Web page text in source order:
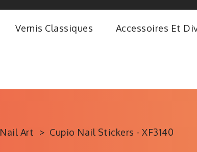
Vernis Classiques Accessoires Et
Nail Art Cupio Nail Stickers - XF3140